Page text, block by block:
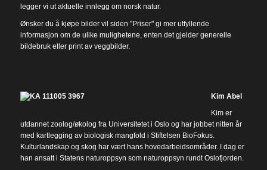
legger vi ut aktuelle innlegg om norsk natur.
Ønsker du å kjøpe bilder vil siden "Priser" gi mer utfyllende
informasjon om de ulike mulighetene, enten det gjelder generelle
bildebruk eller print av veggbilder.
Kim Abel
Kim er
utdannet zoolog/økolog fra Universitetet i Oslo og har jobbet nitten år
med kartlegging av biologisk mangfold i Stiftelsen BioFokus.
Kulturlandskap og skog har vært hans hovedarbeidsområder. I dag er
han ansatt i Statens naturoppsyn som naturoppsyn rundt Oslofjorden.